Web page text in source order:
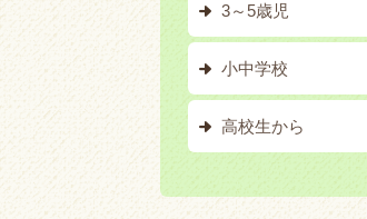
3～5歳児
小中学校
高校生から